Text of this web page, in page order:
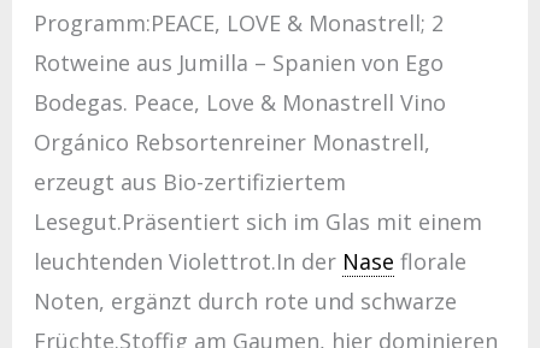
Programm:PEACE, LOVE & Monastrell; 2
Rotweine aus Jumilla – Spanien von Ego
Bodegas. Peace, Love & Monastrell Vino
Orgánico Rebsortenreiner Monastrell,
erzeugt aus Bio-zertifiziertem
Lesegut.Präsentiert sich im Glas mit einem
leuchtenden Violettrot.In der Nase florale
Noten, ergänzt durch rote und schwarze
Früchte.Stoffig am Gaumen, hier dominieren